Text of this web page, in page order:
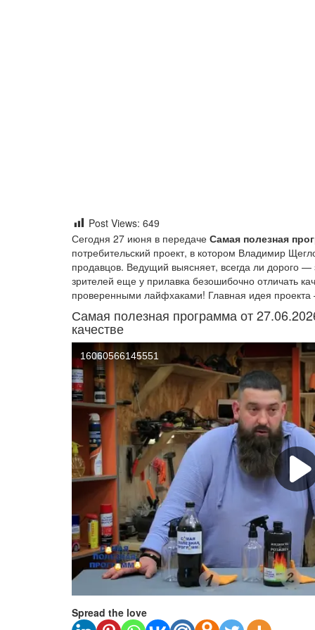
Post Views: 649
Сегодня 27 июня в передаче Самая полезная
потребительский проект, в котором Владимир
продавцов. Ведущий выясняет, всегда ли дорого —
зрителей еще у прилавка безошибочно отличать
проверенными лайфхаками! Главная идея
Самая полезная программа от
качестве
Spread the love